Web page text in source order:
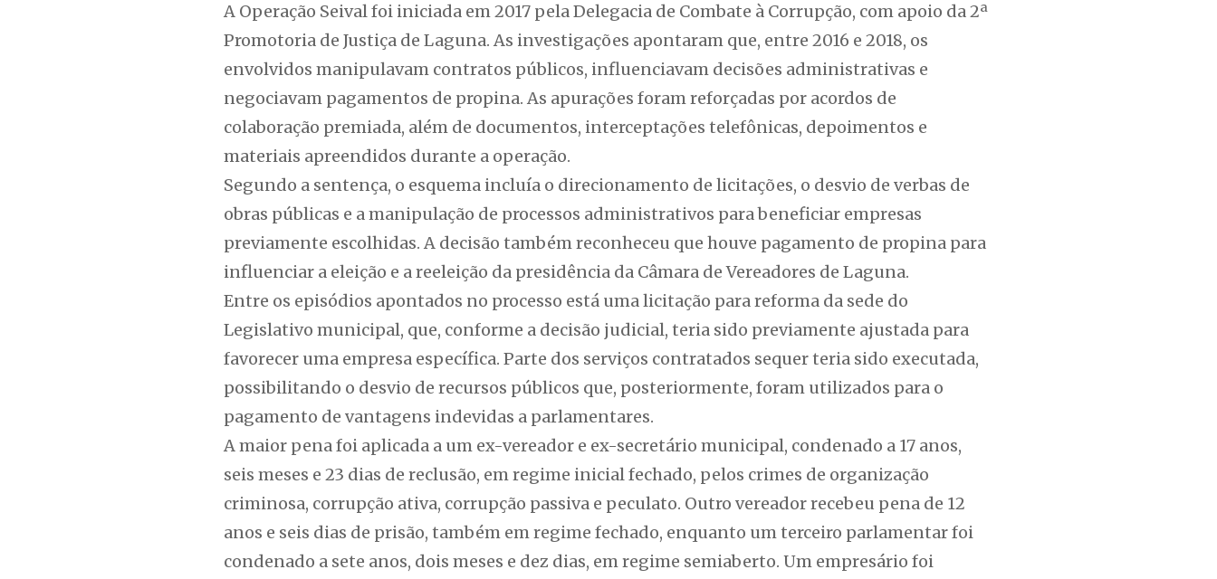
A Operação Seival foi iniciada em 2017 pela Delegacia de Combate à Corrupção, com apoio da 2ª
Promotoria de Justiça de Laguna. As investigações apontaram que, entre 2016 e 2018, os
envolvidos manipulavam contratos públicos, influenciavam decisões administrativas e
negociavam pagamentos de propina. As apurações foram reforçadas por acordos de
colaboração premiada, além de documentos, interceptações telefônicas, depoimentos e
materiais apreendidos durante a operação.
Segundo a sentença, o esquema incluía o direcionamento de licitações, o desvio de verbas de
obras públicas e a manipulação de processos administrativos para beneficiar empresas
previamente escolhidas. A decisão também reconheceu que houve pagamento de propina para
influenciar a eleição e a reeleição da presidência da Câmara de Vereadores de Laguna.
Entre os episódios apontados no processo está uma licitação para reforma da sede do
Legislativo municipal, que, conforme a decisão judicial, teria sido previamente ajustada para
favorecer uma empresa específica. Parte dos serviços contratados sequer teria sido executada,
possibilitando o desvio de recursos públicos que, posteriormente, foram utilizados para o
pagamento de vantagens indevidas a parlamentares.
A maior pena foi aplicada a um ex-vereador e ex-secretário municipal, condenado a 17 anos,
seis meses e 23 dias de reclusão, em regime inicial fechado, pelos crimes de organização
criminosa, corrupção ativa, corrupção passiva e peculato. Outro vereador recebeu pena de 12
anos e seis dias de prisão, também em regime fechado, enquanto um terceiro parlamentar foi
condenado a sete anos, dois meses e dez dias, em regime semiaberto. Um empresário foi